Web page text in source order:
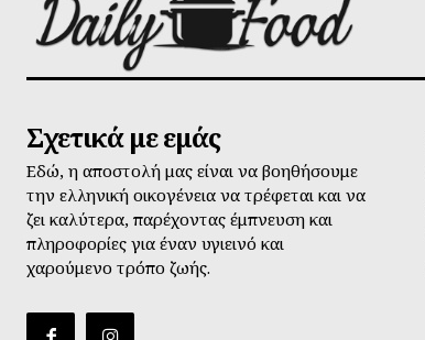
Σχετικά με εμάς
Εδώ, η αποστολή μας είναι να βοηθήσουμε
την ελληνική οικογένεια να τρέφεται και να
ζει καλύτερα, παρέχοντας έμπνευση και
πληροφορίες για έναν υγιεινό και
χαρούμενο τρόπο ζωής.